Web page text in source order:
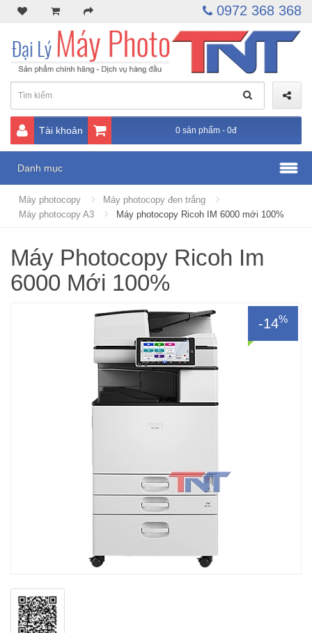
0972 368 368
Tài khoản 0 sản phẩm - 0đ
Danh mục
Máy photocopy
Máy photocopy đen trắng
Máy photocopy A3
Máy photocopy Ricoh IM 6000 mới 100%
Máy Photocopy Ricoh Im
6000 Mới 100%
-14%